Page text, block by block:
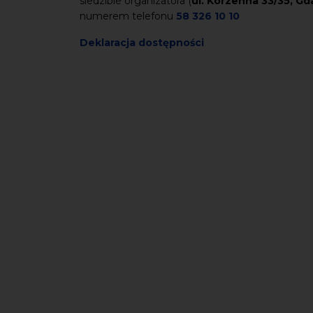
numerem telefonu 58 326 10 10
Deklaracja dostępności